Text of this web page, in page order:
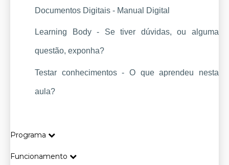
Documentos Digitais - Manual Digital
Learning Body - Se tiver dúvidas, ou alguma
questão, exponha?
Testar conhecimentos - O que aprendeu nesta
aula?
Programa
Funcionamento